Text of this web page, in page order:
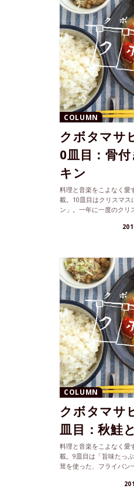
COLUMN
クボタマサ
0皿目：骨
キン
料理と音楽をこよなく愛
載。10皿目はクリスマス
ン」。一年に一度のクリ
COLUMN
クボタマサ
皿目：秋鮭
料理と音楽をこよなく愛
載。9皿目は「旨味たっ
茸を使った、フライパン